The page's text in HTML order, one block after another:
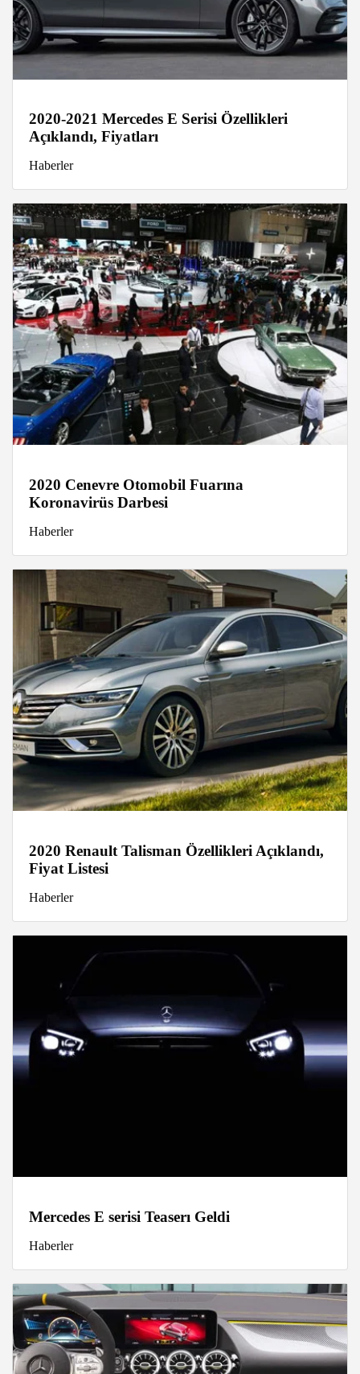
2020-2021 Mercedes E Serisi Özellikleri
Açıklandı, Fiyatları
Haberler
2020 Cenevre Otomobil Fuarına
Koronavirüs Darbesi
Haberler
2020 Renault Talisman Özellikleri Açıklandı,
Fiyat Listesi
Haberler
Mercedes E serisi Teaserı Geldi
Haberler